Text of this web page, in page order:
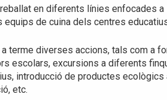
en diferents línies enfocades
equips de cuina dels centres
a terme diverses accions, tals com a
escolars, excursions a diferents
introducció de productes
etc.